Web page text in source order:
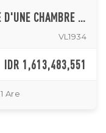
VILLA ÉLÉGANTE ET CONFORTABLE D'UNE CHAMBRE À VENDRE À BERAWA
VL1934
IDR 1,613,483,551
1 Are